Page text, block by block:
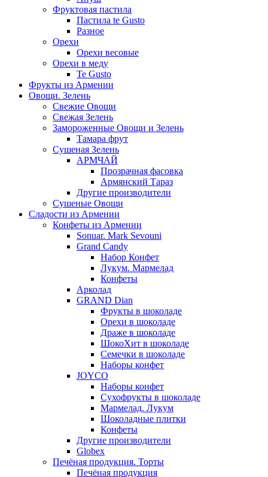
Фруктовая пастила
Пастила te Gusto
Разное
Орехи
Орехи весовые
Орехи в меду
Te Gusto
Фрукты из Армении
Овощи. Зелень
Свежие Овощи
Свежая Зелень
Замороженные Овощи и Зелень
Тамара фрут
Сушеная Зелень
АРМЧАЙ
Прозрачная фасовка
Армянский Тараз
Другие производители
Сушеные Овощи
Сладости из Армении
Конфеты из Армении
Sonuar. Mark Sevouni
Grand Candy
Набор Конфет
Лукум. Мармелад
Конфеты
Арколад
GRAND Dian
Фрукты в шоколаде
Орехи в шоколаде
Драже в шоколаде
ШокоХит в шоколаде
Семечки в шоколаде
Наборы конфет
JOYCO
Наборы конфет
Сухофрукты в шоколаде
Мармелад. Лукум
Шоколадные плитки
Конфеты
Другие производители
Globex
Печёная продукция. Торты
Печёная продукция